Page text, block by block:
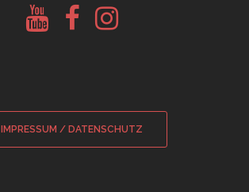
Youtube
Glockenberatung
Facebook
Glockenbörse
Instagram
Glockenbörse
IMPRESSUM / DATENSCHUTZ